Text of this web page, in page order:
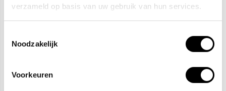
verzameld op basis van uw gebruik van hun services.
Noodzakelijk
Voorkeuren